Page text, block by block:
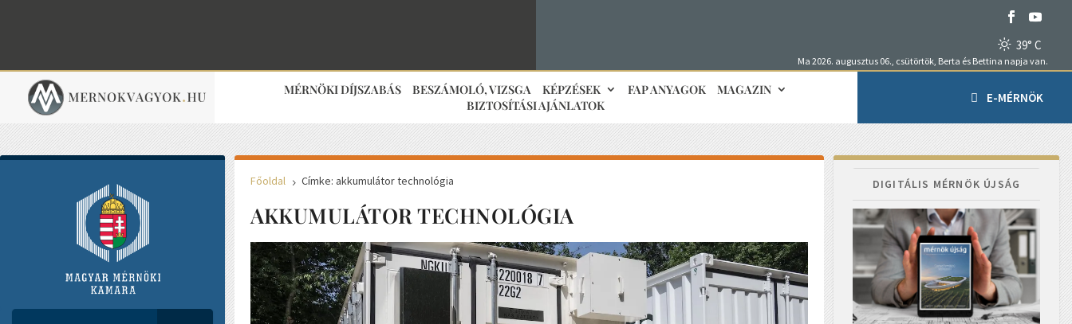
39° C
Ma 2026. augusztus 06., csütörtök, Berta és Bettina napja van.
MÉRNÖKI DÍJSZABÁS BESZÁMOLÓ, VIZSGA KÉPZÉSEK FAP ANYAGOK
MAGAZIN
BIZTOSÍTÁSI AJÁNLATOK
E-MÉRNÖK
Főoldal 5 Címke: akkumulátor technológia
AKKUMULÁTOR TECHNOLÓGIA
DIGITÁLIS MÉRNÖK ÚJSÁG